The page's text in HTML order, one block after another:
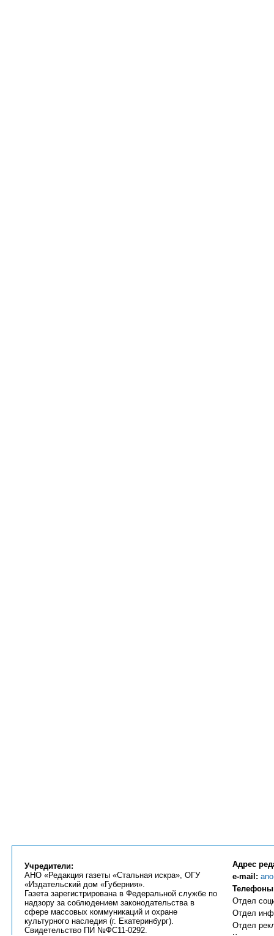
Учредители:
АНО «Редакция газеты «Стальная искра», ОГУ
«Издательский дом «Губерния».
Газета зарегистрирована в Федеральной службе по
надзору за соблюдением законодательства в
сфере массовых коммуникаций и охране
культурного наследия (г. Екатеринбург).
Свидетельство ПИ №ФС11-0292.
Адрес
e-mail:
Отдел
Отдел
Отдел